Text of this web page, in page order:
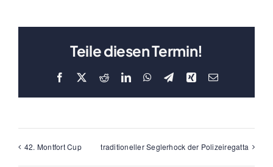
Teile diesen Termin!
Facebook RedditLinkedInWhatsApp
Telegram
Xing E-
42. Montfort Cup traditioneller Seglerhock der Polizeiregatta